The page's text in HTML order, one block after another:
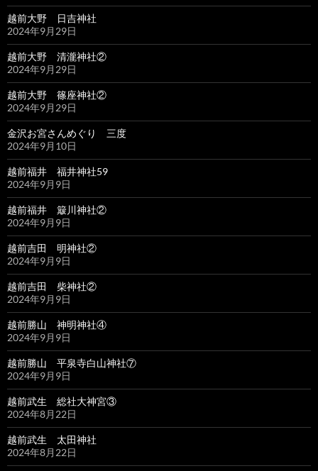
越前大野 日吉神社
2024年9月29日
越前大野 清瀧神社②
2024年9月29日
越前大野 篠座神社②
2024年9月29日
金沢お宮さんめぐり 三度
2024年9月10日
越前福井 福井神社59
2024年9月9日
越前福井 簸川神社②
2024年9月9日
越前吉田 明神社②
2024年9月9日
越前吉田 柴神社②
2024年9月9日
越前勝山 神明神社④
2024年9月9日
越前勝山 平泉寺白山神社⑦
2024年9月9日
越前武生 総社大神宮③
2024年8月22日
越前武生 太田神社
2024年8月22日